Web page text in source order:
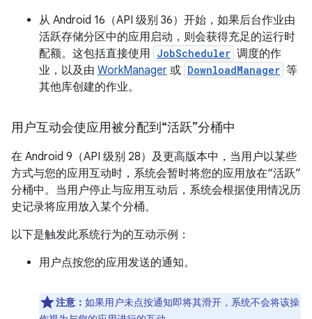
从 Android 16（API 级别 36）开始，如果后台作业由
活跃存储分区中的应用启动，则会获得充足的运行时
配额。这包括直接使用 JobScheduler 调度的作
业，以及由 WorkManager 或 DownloadManager 等
其他库创建的作业。
用户互动会使应用被分配到“活跃”分桶中
在 Android 9（API 级别 28）及更高版本中，当用户以某些
方式与您的应用互动时，系统会暂时将您的应用放在“活跃”
分桶中。当用户停止与应用互动后，系统会根据使用情况历
史记录将应用放入某个分桶。
以下是触发此系统行为的互动示例：
用户点按您的应用发送的通知。
注意： 如果用户未点按通知即将其滑开，系统不会将该操